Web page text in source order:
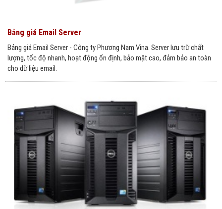
Bảng giá Email Server
Bảng giá Email Server - Công ty Phương Nam Vina. Server lưu trữ chất
lượng, tốc độ nhanh, hoạt động ổn định, bảo mật cao, đảm bảo an toàn
cho dữ liệu email.